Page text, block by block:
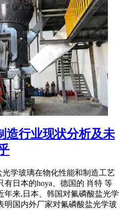
造行业现状分析及未
学玻璃在物化性能和制造工艺
有日本的hoya、德国的 肖特 等
年来,日本、韩国对氟磷酸盐光学
明国内外厂家对氟磷酸盐光学玻